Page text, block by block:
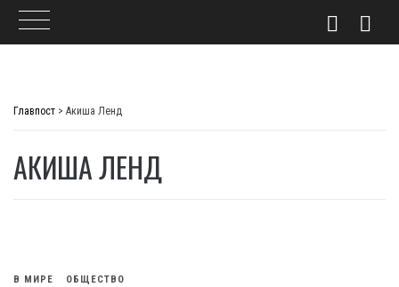
Главпост > Акиша Ленд
АКИША ЛЕНД
В МИРЕ ОБЩЕСТВО